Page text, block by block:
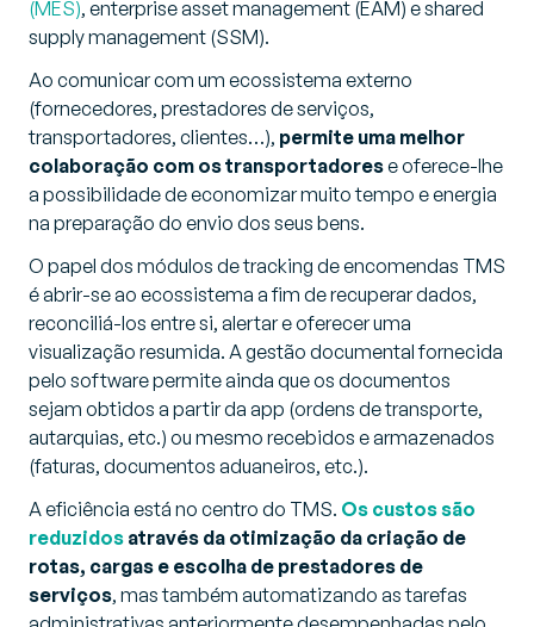
(MES), enterprise asset management (EAM) e shared
supply management (SSM).
Ao comunicar com um ecossistema externo
(fornecedores, prestadores de serviços,
transportadores, clientes…), permite uma melhor
colaboração com os transportadorese oferece-lhe
a possibilidade de economizar muito tempo e energia
na preparação do envio dos seus bens.
O papel dos módulos de tracking de encomendas TMS
é abrir-se ao ecossistema a fim de recuperar dados,
reconciliá-los entre si, alertar e oferecer uma
visualização resumida. A gestão documental fornecida
pelo software permite ainda que os documentos
sejam obtidos a partir da app (ordens de transporte,
autarquias, etc.) ou mesmo recebidos e armazenados
(faturas, documentos aduaneiros, etc.).
A eficiência está no centro do TMS. Os custos são
reduzidos através da otimização da criação de
rotas, cargas e escolha de prestadores de
serviços, mas também automatizando as tarefas